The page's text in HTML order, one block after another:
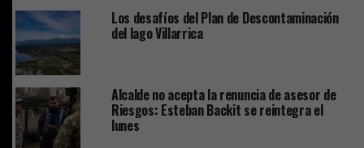
Los desafíos del Plan de Descontaminación
del lago Villarrica
Alcalde no acepta la renuncia de asesor de
Riesgos: Esteban Backit se reintegra el
lunes